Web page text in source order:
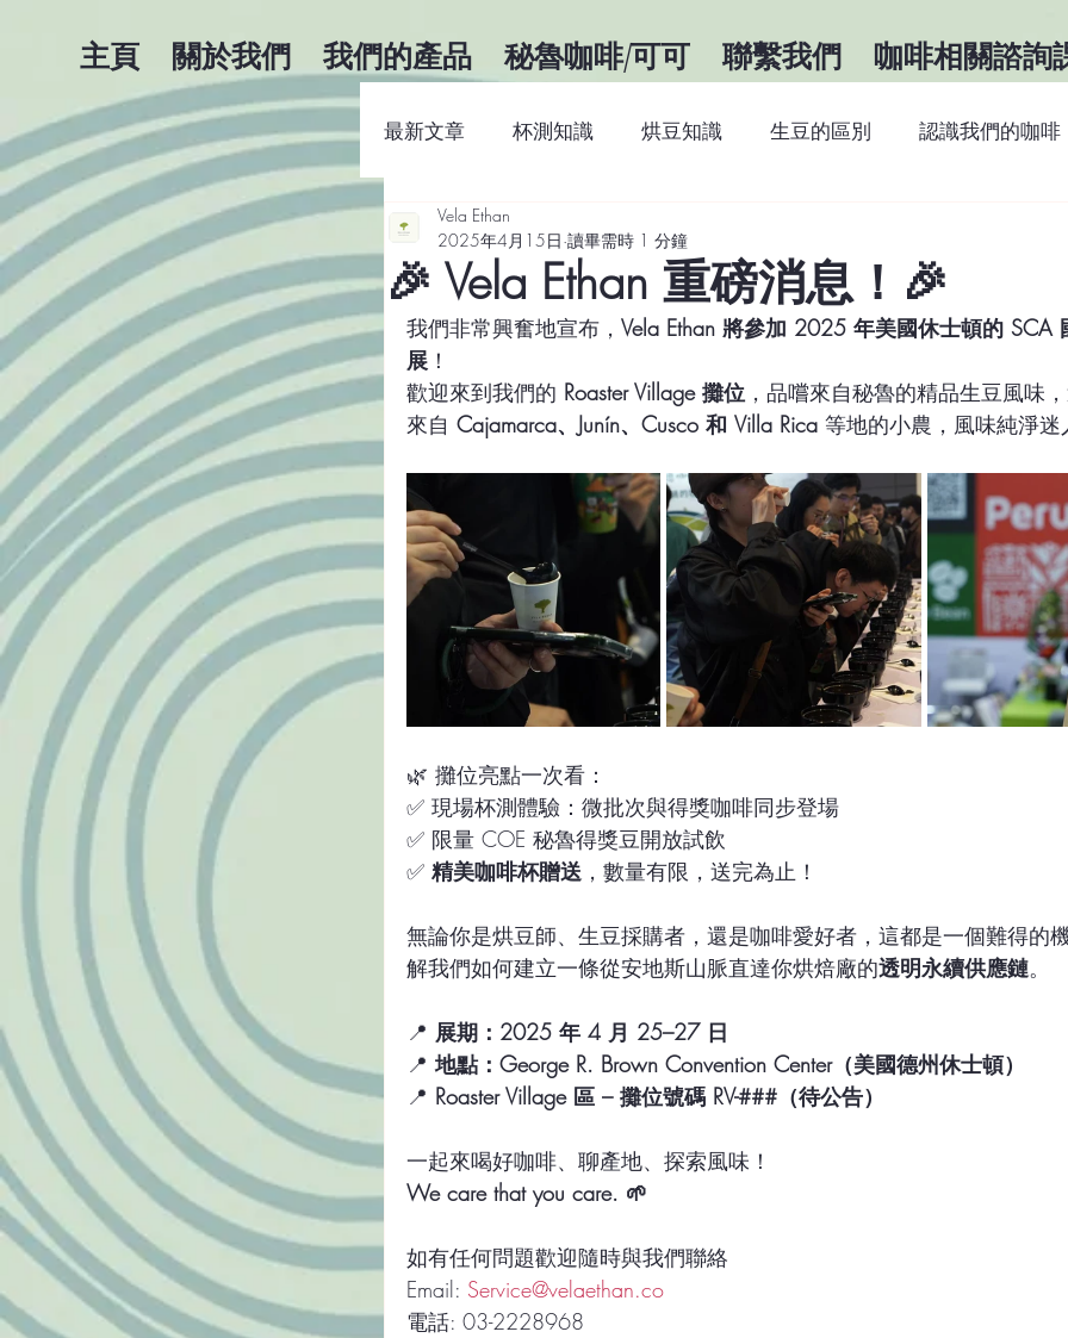
主頁 關於我們 我們的產品 秘魯咖啡/可可 聯繫我們 咖啡相關諮詢
最新文章 杯測知識 烘豆知識 生豆的區別 認識我們的咖啡
咖啡商業知識
🎉 Vela Ethan 重磅消息！🎉
Vela Ethan
2025年4月15日 讀畢需時 1 分鐘
我們非常興奮地宣布， Vela Ethan 將參加 2025 年美國休士頓的 SCA
展 ！
歡迎來到我們的 Roaster Village 攤位 ，品嚐來自秘魯的精品生豆風味
來自 Cajamarca、Junín、Cusco 和 Villa Rica 等地的小農，風味純淨迷
🌿 攤位亮點一次看：
✅ 現場杯測體驗：微批次與得獎咖啡同步登場
✅ 限量 COE 秘魯得獎豆開放試飲
✅ 精美咖啡杯贈送 ，數量有限，送完為止！
無論你是烘豆師、生豆採購者，還是咖啡愛好者，這都是一個難得的
解我們如何建立一條從安地斯山脈直達你烘焙廠的透明永續供應鏈。
📍 展期：2025 年 4 月 25–27 日
📍 地點：George R. Brown Convention Center（美國德州休士頓）
📍 Roaster Village 區 – 攤位號碼 RV-###（待公告）
一起來喝好咖啡、聊產地、探索風味！
We care that you care. 🌱
如有任何問題歡迎隨時與我們聯絡
Email: Service@velaethan.co
電話: 03-2228968